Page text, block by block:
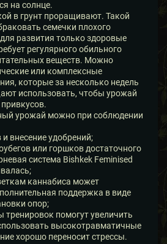
на солнце.
в грунт проращивают. Такой
семечки плохого
развития только здоровые
регулярного обильного
веществ. Можно
или комплексные
которые за несколько недель
использовать, чтобы урожай
урожай можно при соблюдении
внесение удобрений;
или горшков достаточного
система Bishkek Feminised
каннабиса может
поддержка в виде
опор;
тренировок помогут увеличить
высокотравматичные
хорошо переносит стрессы.